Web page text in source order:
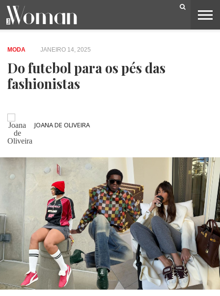
BELEZA
CAPA
LIFESTYLE
MODA
OPINIÃO
PESSOAS
SOCIEDADE
VIDEOS
MODA JANEIRO 14, 2025
Do futebol para os pés das
fashionistas
JOANA DE OLIVEIRA